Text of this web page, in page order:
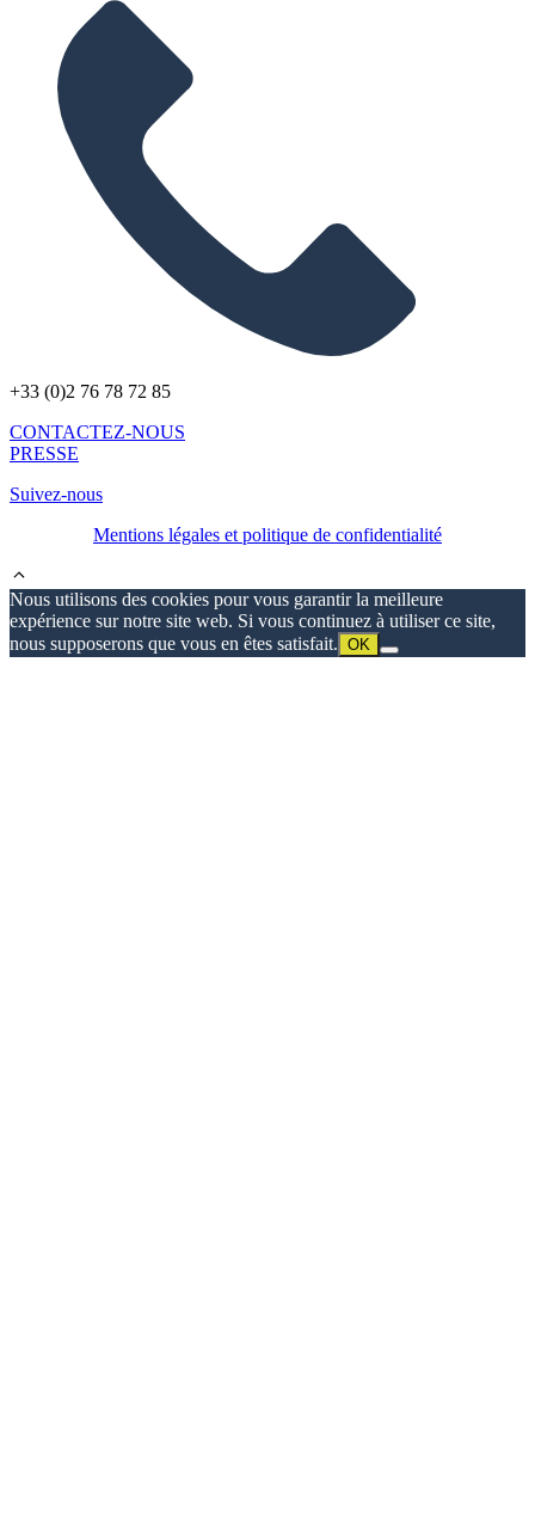
+33 (0)2 76 78 72 85
CONTACTEZ-NOUS
PRESSE
Suivez-nous
Mentions légales et politique de confidentialité
Nous utilisons des cookies pour vous garantir la meilleure
expérience sur notre site web. Si vous continuez à utiliser ce site,
nous supposerons que vous en êtes satisfait. OK